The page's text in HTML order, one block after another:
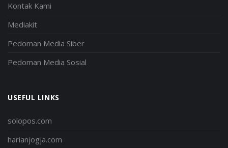
Kontak Kami
Mediakit
Pedoman Media Siber
Pedoman Media Sosial
USEFUL LINKS
solopos.com
harianjogja.com